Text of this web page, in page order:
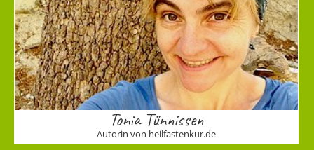
Tonia Tünnissen
Autorin von heilfastenkur.de